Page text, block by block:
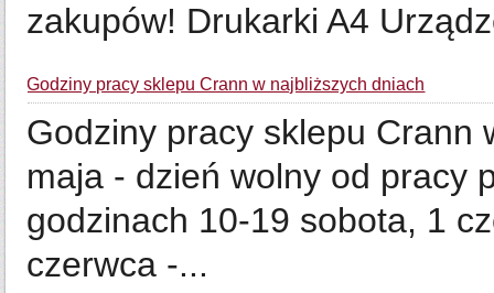
zakupów! Drukarki A4
Godziny pracy sklepu Crann w najbliższych dniach
Godziny pracy sklepu Crann
maja - dzień wolny od pracy
godzinach 10-19 sobota, 1
czerwca -...